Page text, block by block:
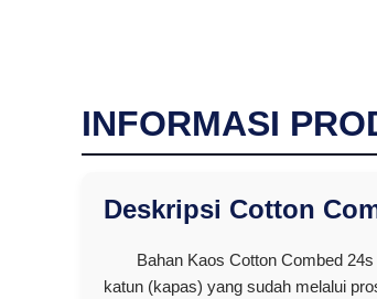
INFORMASI
Deskripsi Cotton
Bahan Kaos Cotton Combed
katun (kapas) yang sudah melalui